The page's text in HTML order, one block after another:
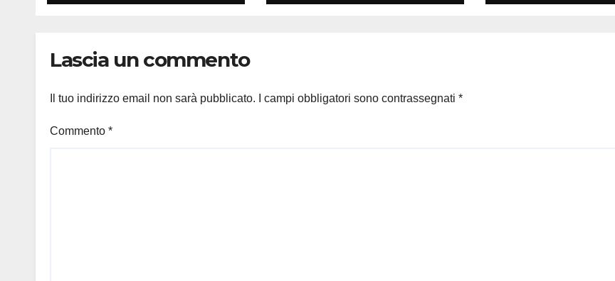
parlare
Lascia un commento
Il tuo indirizzo email non sarà pubblicato. I campi obbligatori sono contrassegnati *
Commento *